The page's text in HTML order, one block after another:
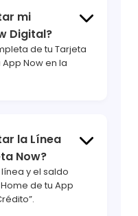
mi
Digital?
hola
de tu Tarjeta
Now en la
la Línea
Now?
hola
y el saldo
de tu App